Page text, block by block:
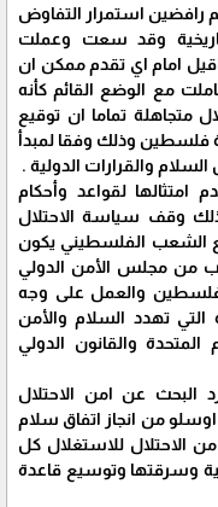
رافضين استمرار التفاوض
وقد سعت وعملت
امام اي تقدم ممكن ان
مع الوضع القائم كأنه
متجاهلة تماما ان توقيع
فلسطين وذلك وفقا لمبدأ
والقرارات الدولية .
لقواعد وأحكام
وقف سياسة الاحتلال
الشعب الفلسطيني يكون
من مجلس الأمن الدولي
فلسطين والعمل على وجه
تهدد السلام والأمن
المتحدة والقانون الدولي
البحث عن امن الاحتلال
من انجاز اتفاق سلام
الاحتلال للاستغلال كل
وسرقتها وتوسيع قاعدة